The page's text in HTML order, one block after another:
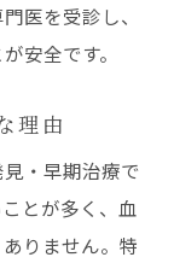
医を受診し、
安全です。
理由
・早期治療で
とが多く、血
りません。特